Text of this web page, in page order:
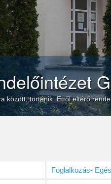
között, történik. Ettől eltérő
Foglalkozás-